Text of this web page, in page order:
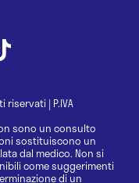
riservati| P.IVA
sono un consulto
sostituiscono un
dal medico. Non si
come suggerimenti
di un